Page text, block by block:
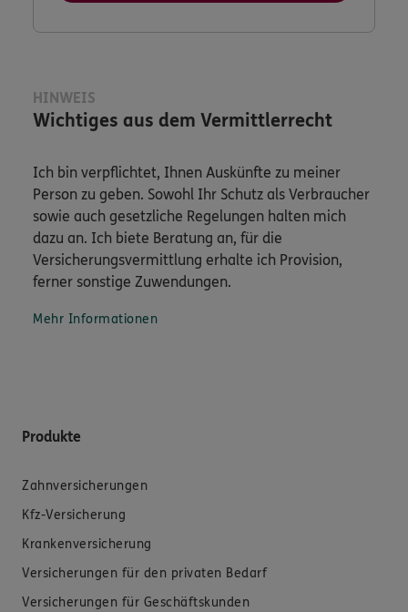
HINWEIS
Wichtiges aus dem Vermittlerrecht
Ich bin verpflichtet, Ihnen Auskünfte zu meiner
Person zu geben. Sowohl Ihr Schutz als Verbraucher
sowie auch gesetzliche Regelungen halten mich
dazu an. Ich biete Beratung an, für die
Versicherungsvermittlung erhalte ich Provision,
ferner sonstige Zuwendungen.
Mehr Informationen
Produkte
Zahnversicherungen
Kfz-Versicherung
Krankenversicherung
Versicherungen für den privaten Bedarf
Versicherungen für Geschäftskunden